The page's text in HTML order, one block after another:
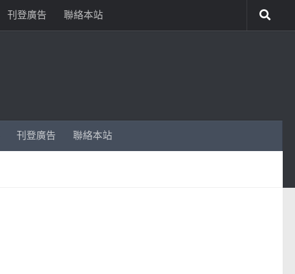
刊登廣告 聯絡本站
刊登廣告 聯絡本站